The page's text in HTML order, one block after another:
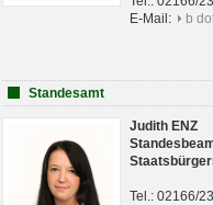
E-Mail:
b
Standesamt
Judith ENZ
Tel.: 02166/